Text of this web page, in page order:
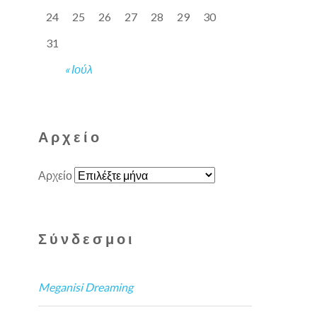
« Ιούλ
24 25 26 27 28 29
30
31
Αρχείο
Αρχείο
Σύνδεσμοι
Meganisi Dreaming